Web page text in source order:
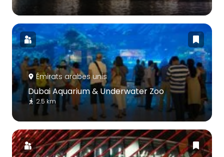
Émirats arabes unis
Dubai Aquarium & Underwater Zoo
2.5 km